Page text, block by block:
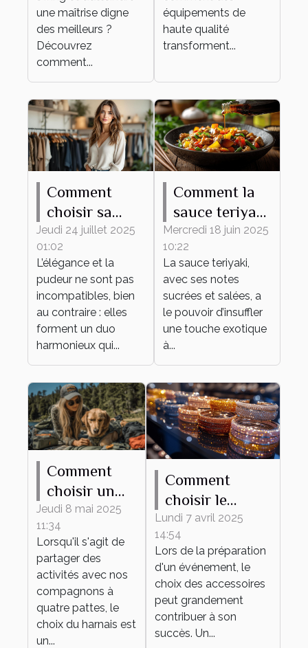
une maîtrise digne
des meilleurs ?
Découvrez
comment...
équipements de
haute qualité
transforment...
Comment
choisir sa
tenue
élégante et
pudique pour
tout
événement ?
Jeudi 24 juillet 2025
01:02
L’élégance et la
pudeur ne sont pas
incompatibles, bien
au contraire : elles
forment un duo
harmonieux qui...
Comment la
sauce teriyaki
transforme
vos plats du
quotidien
Mercredi 18 juin 2025
10:22
La sauce teriyaki,
avec ses notes
sucrées et salées, a
le pouvoir d’insuffler
une touche exotique
à...
Comment
choisir un
harnais
adapté à
différentes
activités
canines
Jeudi 8 mai 2025
11:34
Lorsqu'il s'agit de
partager des
activités avec nos
compagnons à
quatre pattes, le
choix du harnais est
un...
Comment
choisir le
bracelet
personnalisable
parfait pour
votre
événement
Lundi 7 avril 2025
14:54
Lors de la préparation
d'un événement, le
choix des accessoires
peut grandement
contribuer à son
succès. Un...